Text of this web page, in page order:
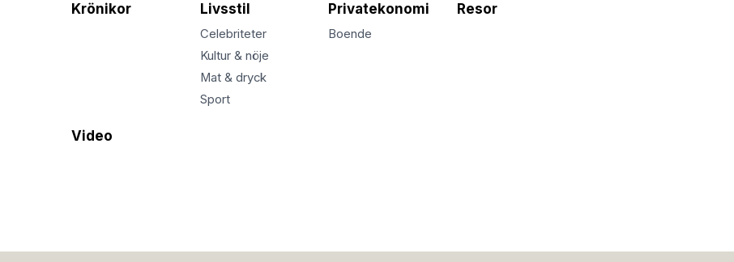
Krönikor Livsstil
Celebriteter
Kultur & nöje
Mat & dryck
Sport
Privatekonomi
Boende
Resor
Video